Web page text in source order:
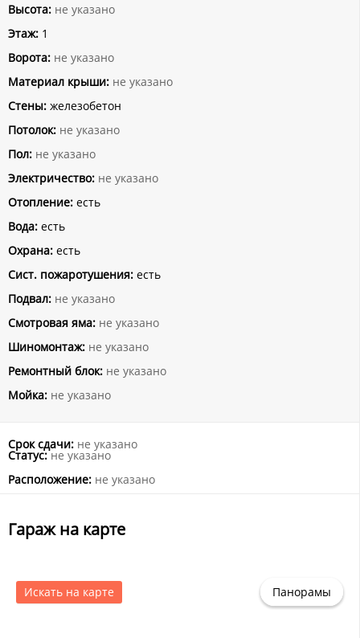
Высота: не указано
Этаж: 1
Ворота: не указано
Материал крыши: не указано
Стены: железобетон
Потолок: не указано
Пол: не указано
Электричество: не указано
Отопление: есть
Вода: есть
Охрана: есть
Сист. пожаротушения: есть
Подвал: не указано
Смотровая яма: не указано
Шиномонтаж: не указано
Ремонтный блок: не указано
Мойка: не указано
Срок сдачи: не указано
Статус: не указано
Расположение: не указано
Гараж на карте
Искать на карте Панорамы